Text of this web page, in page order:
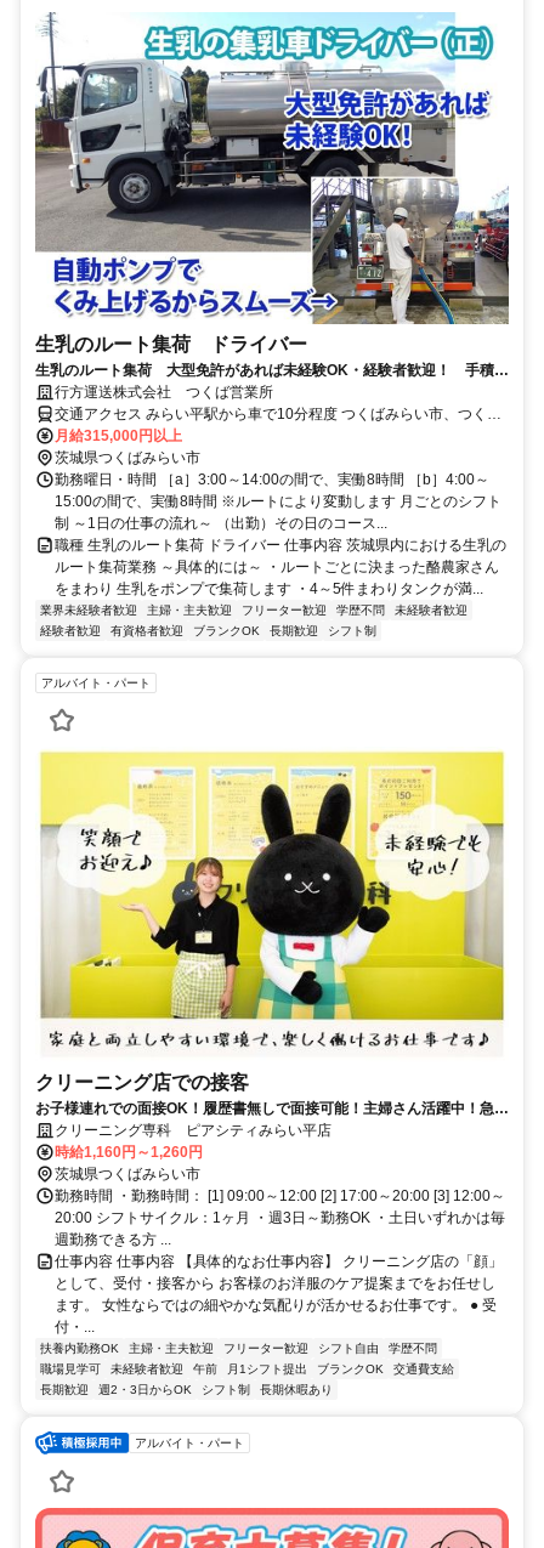
生乳のルート集荷 ドライバー
生乳のルート集荷 大型免許があれば未経験OK・経験者歓迎！ 手積み
手おろしなく50代60代も活躍中◎
行方運送株式会社 つくば営業所
交通アクセス みらい平駅から車で10分程度 つくばみらい市、つくば
市、守谷市などから通っているスタッフがいます 車通勤可／駐車場
完備
月給315,000円以上
茨城県つくばみらい市
勤務曜日・時間 ［a］3:00～14:00の間で、実働8時間 ［b］4:00～
15:00の間で、実働8時間 ※ルートにより変動します 月ごとのシフト
制 ～1日の仕事の流れ～ （出勤）その日のコース...
職種 生乳のルート集荷 ドライバー 仕事内容 茨城県内における生乳の
ルート集荷業務 ～具体的には～ ・ルートごとに決まった酪農家さん
をまわり 生乳をポンプで集荷します ・4～5件まわりタンクが満...
業界未経験者歓迎 主婦・主夫歓迎 フリーター歓迎 学歴不問
未経験者歓迎
経験者歓迎
有資格者歓迎 ブランクOK 長期歓迎 シフト制
アルバイト・パート
クリーニング店での接客
お子様連れでの面接OK！履歴書無しで面接可能！主婦さん活躍中！急な
体調不良もサポート体制万全！
クリーニング専科 ピアシティみらい平店
時給1,160円～1,260円
茨城県つくばみらい市
勤務時間 ・勤務時間： [1] 09:00～12:00 [2] 17:00～20:00 [3] 12:00～
20:00 シフトサイクル：1ヶ月 ・週3日～勤務OK ・土日いずれかは毎
週勤務できる方 ...
仕事内容 仕事内容 【具体的なお仕事内容】 クリーニング店の「顔」
として、受付・接客から お客様のお洋服のケア提案までをお任せし
ます。 女性ならではの細やかな気配りが活かせるお仕事です。 ● 受
付・...
扶養内勤務OK 主婦・主夫歓迎 フリーター歓迎 シフト自由
学歴不問
職場見学可
未経験者歓迎 午前 月1シフト提出 ブランクOK
交通費支給
長期歓迎
週2・3日からOK シフト制 長期休暇あり
アルバイト・パート